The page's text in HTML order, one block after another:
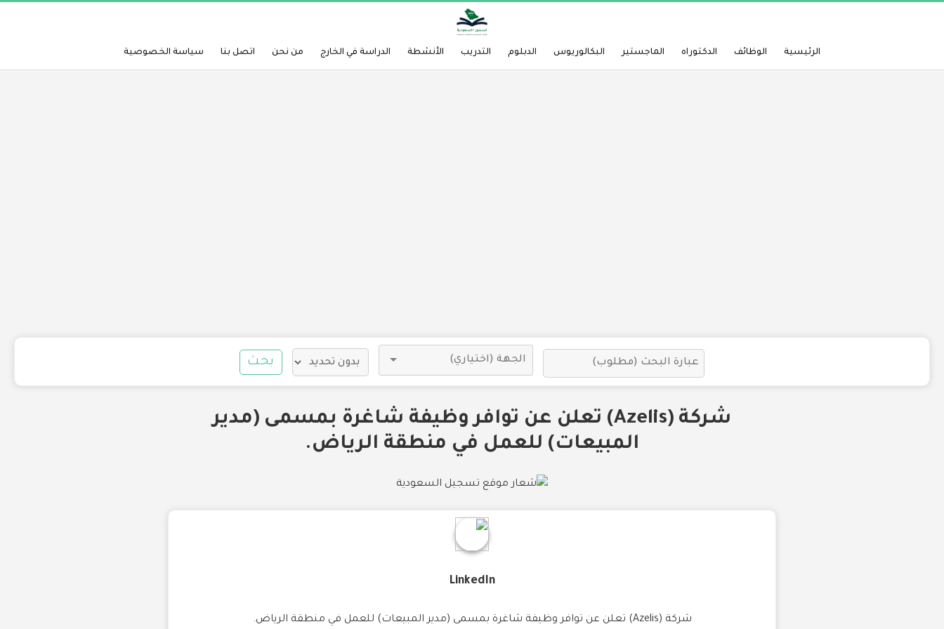
الرئيسية الوظائف الدكتوراه الماجستير البكالوريوس الدبلوم التدريب الأنشطة الدراسة في الخارج من نحن اتصل بنا سياسة الخصوصية
بحث
شركة (Azelis) تعلن عن توافر وظيفة شاغرة بمسمى (مدير
المبيعات) للعمل في منطقة الرياض.
LinkedIn
شركة (Azelis) تعلن عن توافر وظيفة شاغرة بمسمى (مدير المبيعات) للعمل في منطقة الرياض.